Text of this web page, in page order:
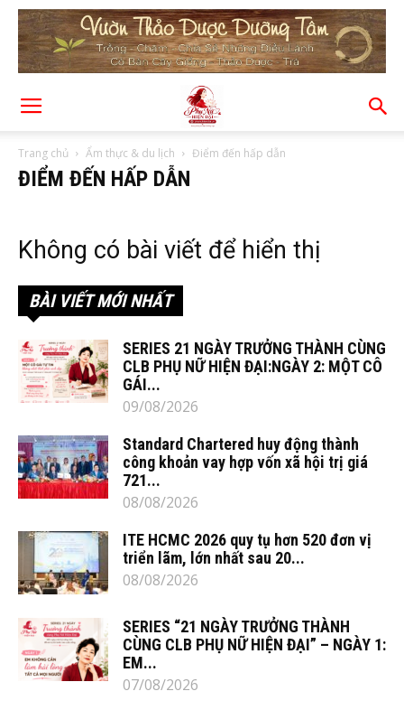
Trang chủ Ẩm thực & du lịch Điểm đến hấp dẫn
ĐIỂM ĐẾN HẤP DẪN
Không có bài viết để hiển thị
BÀI VIẾT MỚI NHẤT
SERIES 21 NGÀY TRƯỞNG THÀNH CÙNG
CLB PHỤ NỮ HIỆN ĐẠI:NGÀY 2: MỘT CÔ
GÁI...
09/08/2026
Standard Chartered huy động thành
công khoản vay hợp vốn xã hội trị giá
721...
08/08/2026
ITE HCMC 2026 quy tụ hơn 520 đơn vị
triển lãm, lớn nhất sau 20...
08/08/2026
SERIES “21 NGÀY TRƯỞNG THÀNH
CÙNG CLB PHỤ NỮ HIỆN ĐẠI” – NGÀY 1:
EM...
07/08/2026